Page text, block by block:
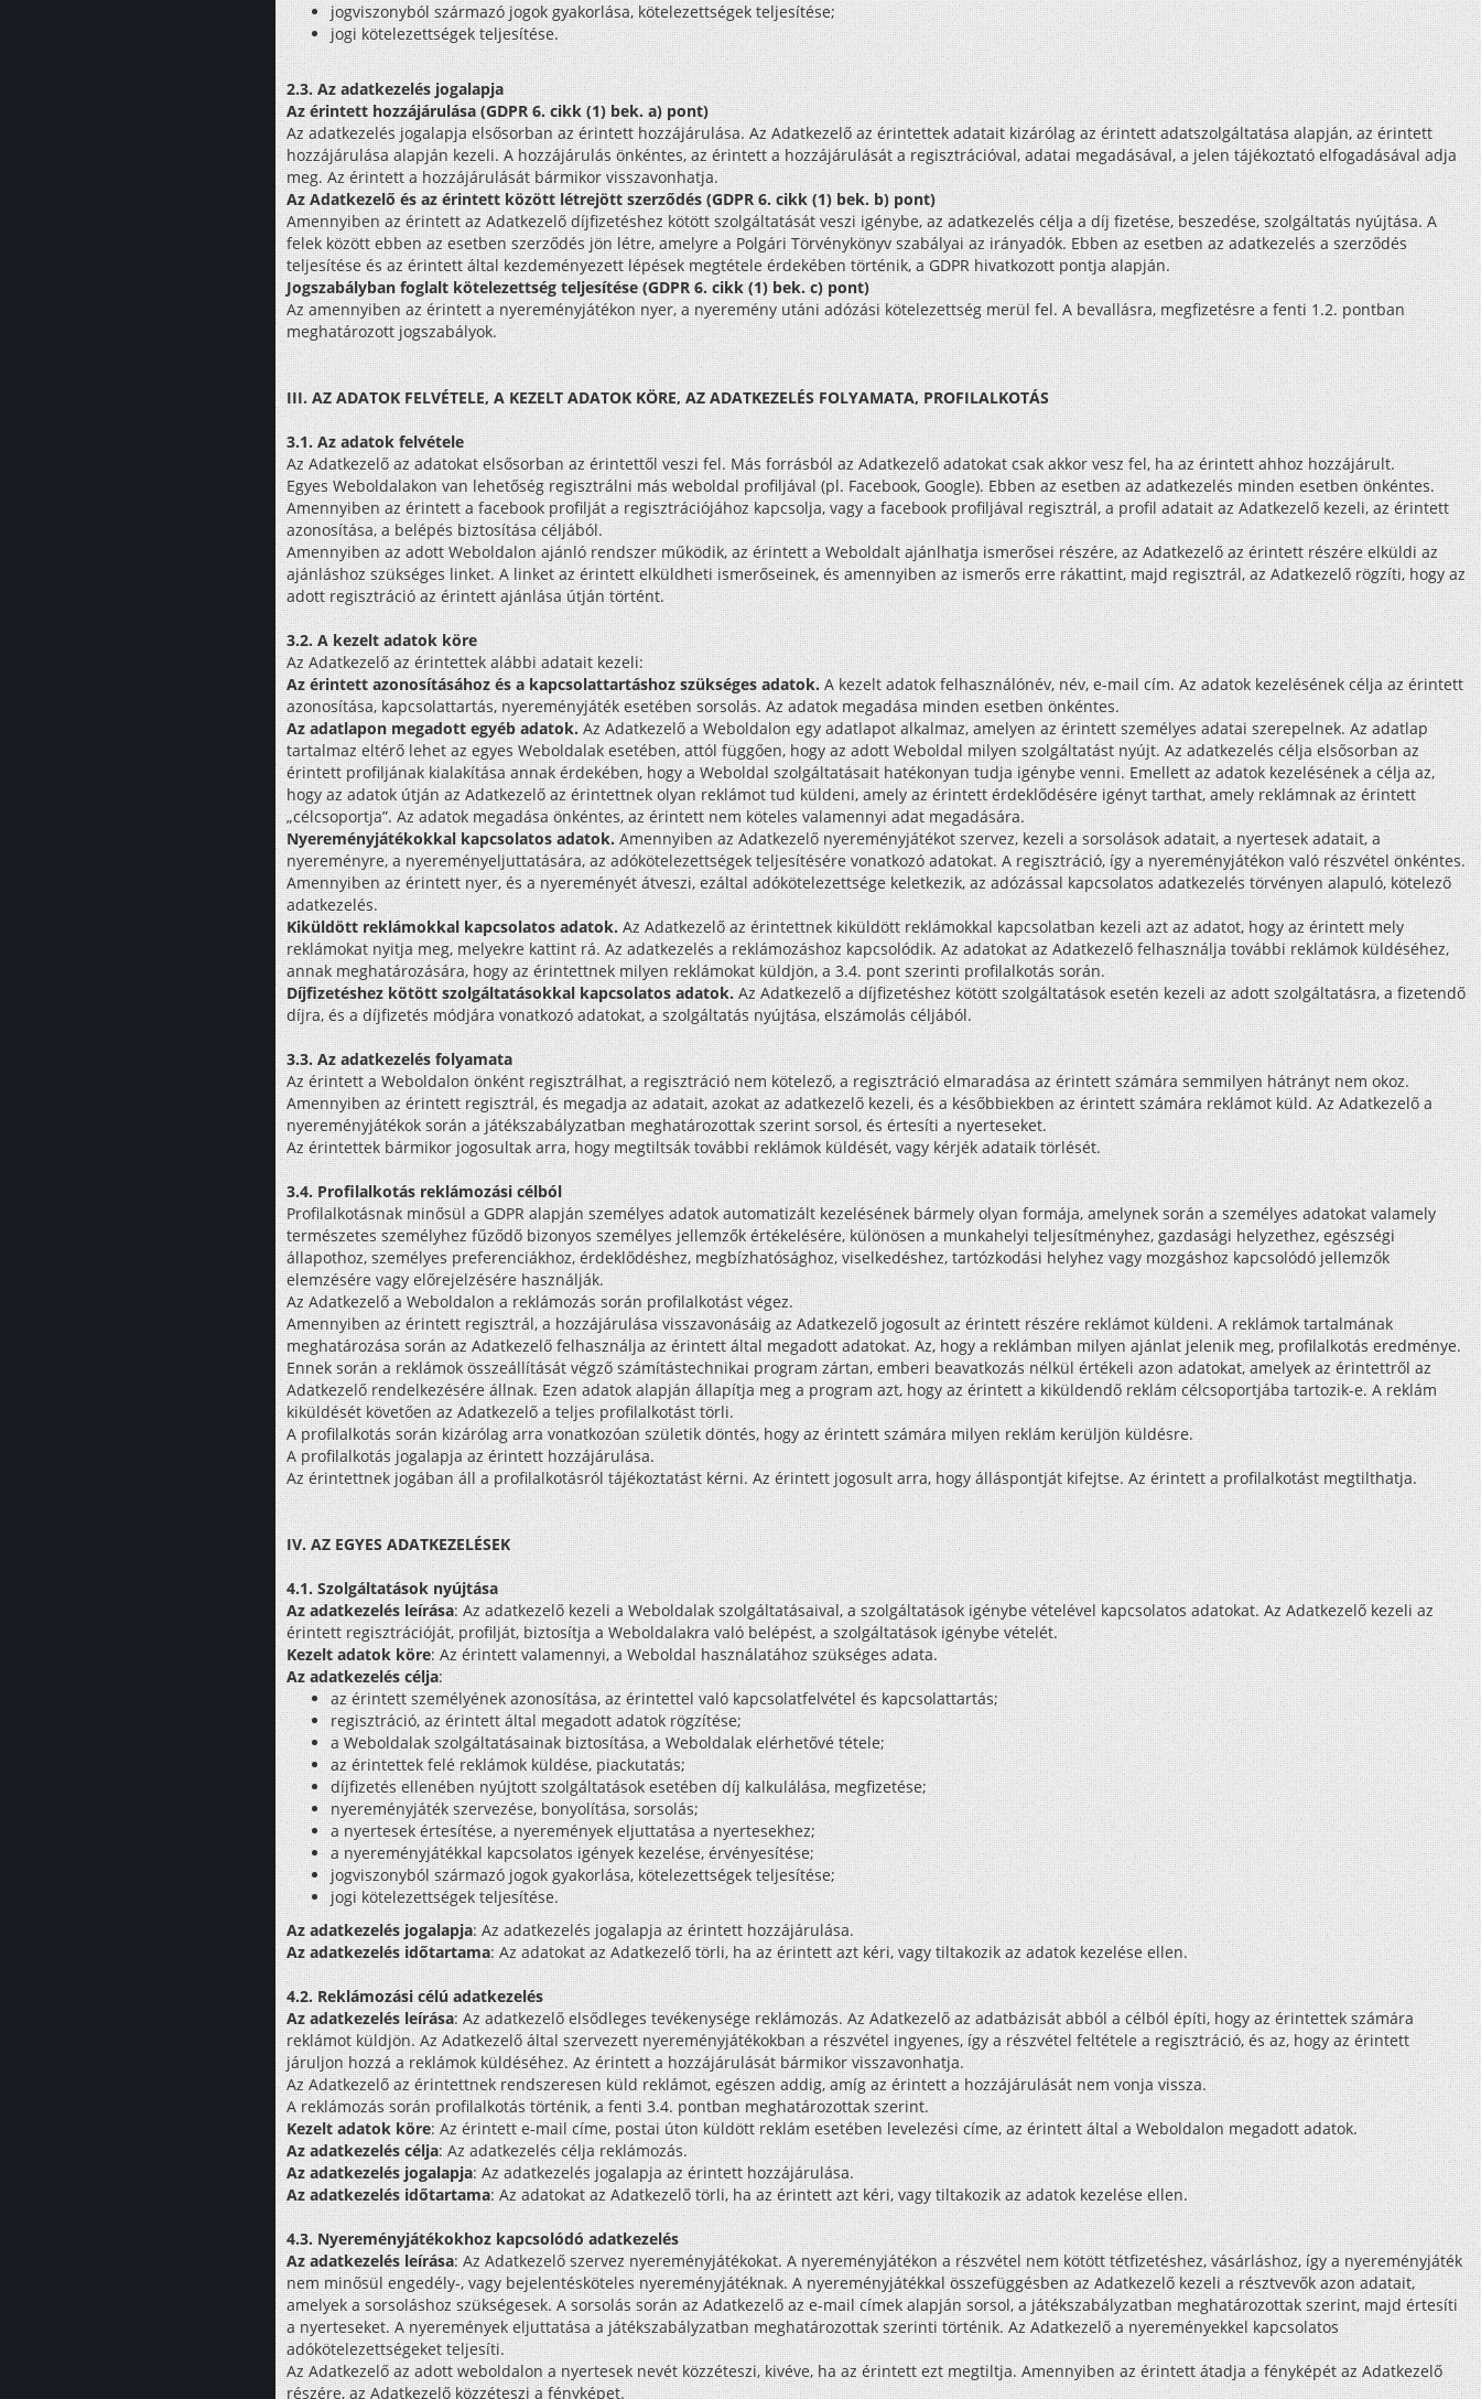
jogviszonyból származó jogok gyakorlása, kötelezettségek teljesítése;
jogi kötelezettségek teljesítése.
2.3. Az adatkezelés jogalapja
Az érintett hozzájárulása (GDPR 6. cikk (1) bek. a) pont)
Az adatkezelés jogalapja elsősorban az érintett hozzájárulása. Az Adatkezelő az érintettek adatait kizárólag az érintett adatszolgáltatása alapján, az érintett
hozzájárulása alapján kezeli. A hozzájárulás önkéntes, az érintett a hozzájárulását a regisztrációval, adatai megadásával, a jelen tájékoztató elfogadásával adja
meg. Az érintett a hozzájárulását bármikor visszavonhatja.
Az Adatkezelő és az érintett között létrejött szerződés (GDPR 6. cikk (1) bek. b) pont)
Amennyiben az érintett az Adatkezelő díjfizetéshez kötött szolgáltatását veszi igénybe, az adatkezelés célja a díj fizetése, beszedése, szolgáltatás nyújtása. A
felek között ebben az esetben szerződés jön létre, amelyre a Polgári Törvénykönyv szabályai az irányadók. Ebben az esetben az adatkezelés a szerződés
teljesítése és az érintett által kezdeményezett lépések megtétele érdekében történik, a GDPR hivatkozott pontja alapján.
Jogszabályban foglalt kötelezettség teljesítése (GDPR 6. cikk (1) bek. c) pont)
Az amennyiben az érintett a nyereményjátékon nyer, a nyeremény utáni adózási kötelezettség merül fel. A bevallásra, megfizetésre a fenti 1.2. pontban
meghatározott jogszabályok.
III. AZ ADATOK FELVÉTELE, A KEZELT ADATOK KÖRE, AZ ADATKEZELÉS FOLYAMATA, PROFILALKOTÁS
3.1. Az adatok felvétele
Az Adatkezelő az adatokat elsősorban az érintettől veszi fel. Más forrásból az Adatkezelő adatokat csak akkor vesz fel, ha az érintett ahhoz hozzájárult.
Egyes Weboldalakon van lehetőség regisztrálni más weboldal profiljával (pl. Facebook, Google). Ebben az esetben az adatkezelés minden esetben önkéntes.
Amennyiben az érintett a facebook profilját a regisztrációjához kapcsolja, vagy a facebook profiljával regisztrál, a profil adatait az Adatkezelő kezeli, az érintett
azonosítása, a belépés biztosítása céljából.
Amennyiben az adott Weboldalon ajánló rendszer működik, az érintett a Weboldalt ajánlhatja ismerősei részére, az Adatkezelő az érintett részére elküldi az
ajánláshoz szükséges linket. A linket az érintett elküldheti ismerőseinek, és amennyiben az ismerős erre rákattint, majd regisztrál, az Adatkezelő rögzíti, hogy az
adott regisztráció az érintett ajánlása útján történt.
3.2. A kezelt adatok köre
Az Adatkezelő az érintettek alábbi adatait kezeli:
Az érintett azonosításához és a kapcsolattartáshoz szükséges adatok.A kezelt adatok felhasználónév, név, e-mail cím. Az adatok kezelésének célja az érintett
azonosítása, kapcsolattartás, nyereményjáték esetében sorsolás. Az adatok megadása minden esetben önkéntes.
Az adatlapon megadott egyéb adatok.Az Adatkezelő a Weboldalon egy adatlapot alkalmaz, amelyen az érintett személyes adatai szerepelnek. Az adatlap
tartalmaz eltérő lehet az egyes Weboldalak esetében, attól függően, hogy az adott Weboldal milyen szolgáltatást nyújt. Az adatkezelés célja elsősorban az
érintett profiljának kialakítása annak érdekében, hogy a Weboldal szolgáltatásait hatékonyan tudja igénybe venni. Emellett az adatok kezelésének a célja az,
hogy az adatok útján az Adatkezelő az érintettnek olyan reklámot tud küldeni, amely az érintett érdeklődésére igényt tarthat, amely reklámnak az érintett
„célcsoportja”. Az adatok megadása önkéntes, az érintett nem köteles valamennyi adat megadására.
Nyereményjátékokkal kapcsolatos adatok.Amennyiben az Adatkezelő nyereményjátékot szervez, kezeli a sorsolások adatait, a nyertesek adatait, a
nyereményre, a nyereményeljuttatására, az adókötelezettségek teljesítésére vonatkozó adatokat. A regisztráció, így a nyereményjátékon való részvétel önkéntes.
Amennyiben az érintett nyer, és a nyereményét átveszi, ezáltal adókötelezettsége keletkezik, az adózással kapcsolatos adatkezelés törvényen alapuló, kötelező
adatkezelés.
Kiküldött reklámokkal kapcsolatos adatok.Az Adatkezelő az érintettnek kiküldött reklámokkal kapcsolatban kezeli azt az adatot, hogy az érintett mely
reklámokat nyitja meg, melyekre kattint rá. Az adatkezelés a reklámozáshoz kapcsolódik. Az adatokat az Adatkezelő felhasználja további reklámok küldéséhez,
annak meghatározására, hogy az érintettnek milyen reklámokat küldjön, a 3.4. pont szerinti profilalkotás során.
Díjfizetéshez kötött szolgáltatásokkal kapcsolatos adatok.Az Adatkezelő a díjfizetéshez kötött szolgáltatások esetén kezeli az adott szolgáltatásra, a fizetendő
díjra, és a díjfizetés módjára vonatkozó adatokat, a szolgáltatás nyújtása, elszámolás céljából.
3.3. Az adatkezelés folyamata
Az érintett a Weboldalon önként regisztrálhat, a regisztráció nem kötelező, a regisztráció elmaradása az érintett számára semmilyen hátrányt nem okoz.
Amennyiben az érintett regisztrál, és megadja az adatait, azokat az adatkezelő kezeli, és a későbbiekben az érintett számára reklámot küld. Az Adatkezelő a
nyereményjátékok során a játékszabályzatban meghatározottak szerint sorsol, és értesíti a nyerteseket.
Az érintettek bármikor jogosultak arra, hogy megtiltsák további reklámok küldését, vagy kérjék adataik törlését.
3.4. Profilalkotás reklámozási célból
Profilalkotásnak minősül a GDPR alapján személyes adatok automatizált kezelésének bármely olyan formája, amelynek során a személyes adatokat valamely
természetes személyhez fűződő bizonyos személyes jellemzők értékelésére, különösen a munkahelyi teljesítményhez, gazdasági helyzethez, egészségi
állapothoz, személyes preferenciákhoz, érdeklődéshez, megbízhatósághoz, viselkedéshez, tartózkodási helyhez vagy mozgáshoz kapcsolódó jellemzők
elemzésére vagy előrejelzésére használják.
Az Adatkezelő a Weboldalon a reklámozás során profilalkotást végez.
Amennyiben az érintett regisztrál, a hozzájárulása visszavonásáig az Adatkezelő jogosult az érintett részére reklámot küldeni. A reklámok tartalmának
meghatározása során az Adatkezelő felhasználja az érintett által megadott adatokat. Az, hogy a reklámban milyen ajánlat jelenik meg, profilalkotás eredménye.
Ennek során a reklámok összeállítását végző számítástechnikai program zártan, emberi beavatkozás nélkül értékeli azon adatokat, amelyek az érintettről az
Adatkezelő rendelkezésére állnak. Ezen adatok alapján állapítja meg a program azt, hogy az érintett a kiküldendő reklám célcsoportjába tartozik-e. A reklám
kiküldését követően az Adatkezelő a teljes profilalkotást törli.
A profilalkotás során kizárólag arra vonatkozóan születik döntés, hogy az érintett számára milyen reklám kerüljön küldésre.
A profilalkotás jogalapja az érintett hozzájárulása.
Az érintettnek jogában áll a profilalkotásról tájékoztatást kérni. Az érintett jogosult arra, hogy álláspontját kifejtse. Az érintett a profilalkotást megtilthatja.
IV. AZ EGYES ADATKEZELÉSEK
4.1. Szolgáltatások nyújtása
Az adatkezelés leírása: Az adatkezelő kezeli a Weboldalak szolgáltatásaival, a szolgáltatások igénybe vételével kapcsolatos adatokat. Az Adatkezelő kezeli az
érintett regisztrációját, profilját, biztosítja a Weboldalakra való belépést, a szolgáltatások igénybe vételét.
Kezelt adatok köre: Az érintett valamennyi, a Weboldal használatához szükséges adata.
Az adatkezelés célja:
az érintett személyének azonosítása, az érintettel való kapcsolatfelvétel és kapcsolattartás;
regisztráció, az érintett által megadott adatok rögzítése;
a Weboldalak szolgáltatásainak biztosítása, a Weboldalak elérhetővé tétele;
az érintettek felé reklámok küldése, piackutatás;
díjfizetés ellenében nyújtott szolgáltatások esetében díj kalkulálása, megfizetése;
nyereményjáték szervezése, bonyolítása, sorsolás;
a nyertesek értesítése, a nyeremények eljuttatása a nyertesekhez;
a nyereményjátékkal kapcsolatos igények kezelése, érvényesítése;
jogviszonyból származó jogok gyakorlása, kötelezettségek teljesítése;
jogi kötelezettségek teljesítése.
Az adatkezelés jogalapja: Az adatkezelés jogalapja az érintett hozzájárulása.
Az adatkezelés időtartama: Az adatokat az Adatkezelő törli, ha az érintett azt kéri, vagy tiltakozik az adatok kezelése ellen.
4.2. Reklámozási célú adatkezelés
Az adatkezelés leírása: Az adatkezelő elsődleges tevékenysége reklámozás. Az Adatkezelő az adatbázisát abból a célból építi, hogy az érintettek számára
reklámot küldjön. Az Adatkezelő által szervezett nyereményjátékokban a részvétel ingyenes, így a részvétel feltétele a regisztráció, és az, hogy az érintett
járuljon hozzá a reklámok küldéséhez. Az érintett a hozzájárulását bármikor visszavonhatja.
Az Adatkezelő az érintettnek rendszeresen küld reklámot, egészen addig, amíg az érintett a hozzájárulását nem vonja vissza.
A reklámozás során profilalkotás történik, a fenti 3.4. pontban meghatározottak szerint.
Kezelt adatok köre: Az érintett e-mail címe, postai úton küldött reklám esetében levelezési címe, az érintett által a Weboldalon megadott adatok.
Az adatkezelés célja: Az adatkezelés célja reklámozás.
Az adatkezelés jogalapja: Az adatkezelés jogalapja az érintett hozzájárulása.
Az adatkezelés időtartama: Az adatokat az Adatkezelő törli, ha az érintett azt kéri, vagy tiltakozik az adatok kezelése ellen.
4.3. Nyereményjátékokhoz kapcsolódó adatkezelés
Az adatkezelés leírása: Az Adatkezelő szervez nyereményjátékokat. A nyereményjátékon a részvétel nem kötött tétfizetéshez, vásárláshoz, így a nyereményjáték
nem minősül engedély-, vagy bejelentésköteles nyereményjátéknak. A nyereményjátékkal összefüggésben az Adatkezelő kezeli a résztvevők azon adatait,
amelyek a sorsoláshoz szükségesek. A sorsolás során az Adatkezelő az e-mail címek alapján sorsol, a játékszabályzatban meghatározottak szerint, majd értesíti
a nyerteseket. A nyeremények eljuttatása a játékszabályzatban meghatározottak szerinti történik. Az Adatkezelő a nyereményekkel kapcsolatos
adókötelezettségeket teljesíti.
Az Adatkezelő az adott weboldalon a nyertesek nevét közzéteszi, kivéve, ha az érintett ezt megtiltja. Amennyiben az érintett átadja a fényképét az Adatkezelő
részére, az Adatkezelő közzéteszi a fényképet.